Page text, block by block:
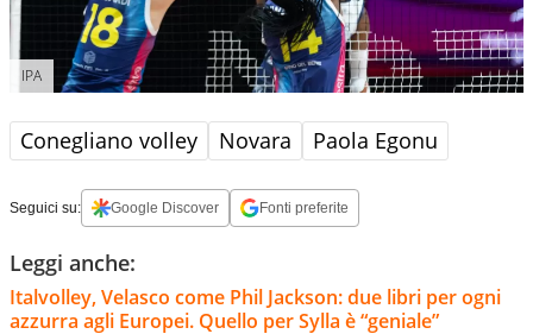
IPA
Conegliano volley Novara Paola Egonu
Seguici su: Google Discover Fonti preferite
Leggi anche:
Italvolley, Velasco come Phil Jackson: due libri per ogni
azzurra agli Europei. Quello per Sylla è “geniale”